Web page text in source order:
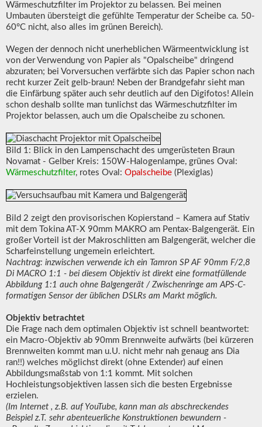
Wärmeschutzfilter im Projektor zu belassen. Bei meinen
Umbauten übersteigt die gefühlte Temperatur der Scheibe ca. 50-
60°C nicht, also alles im grünen Bereich).
Wegen der dennoch nicht unerheblichen Wärmeentwicklung ist
von der Verwendung von Papier als "Opalscheibe" dringend
abzuraten; bei Vorversuchen verfärbte sich das Papier schon nach
recht kurzer Zeit gelb-braun! Neben der Brandgefahr sieht man
die Einfärbung später auch sehr deutlich auf den Digifotos! Allein
schon deshalb sollte man tunlichst das Wärmeschutzfilter im
Projektor belassen, auch um die Opalscheibe zu schonen.
Bild 1: Blick in den Lampenschacht des umgerüsteten Braun
Novamat - Gelber Kreis: 150W-Halogenlampe, grünes Oval:
Wärmeschutzfilter, rotes Oval: Opalscheibe (Plexiglas)
Bild 2 zeigt den provisorischen Kopierstand – Kamera auf Stativ
mit dem Tokina AT-X 90mm MAKRO am Pentax-Balgengerät. Ein
großer Vorteil ist der Makroschlitten am Balgengerät, welcher die
Scharfeinstellung ungemein erleichtert.
Nachtrag: inzwischen verwende ich ein Tamron SP AF 90mm F/2,8
Di MACRO 1:1 - bei diesem Objektiv ist direkt eine formatfüllende
Abbildung 1:1 auch ohne Balgengerät / Zwischenringe am APS-C-
formatigen Sensor der üblichen DSLRs am Markt möglich.
Objektiv betrachtet
Die Frage nach dem optimalen Objektiv ist schnell beantwortet:
ein Macro-Objektiv ab 90mm Brennweite aufwärts (bei kürzeren
Brennweiten kommt man u.U. nicht mehr nah genaug ans Dia
ran!!) welches möglichst direkt (ohne Extender) auf einen
Abbildungsmaßstab von 1:1 kommt. Mit solchen
Hochleistungsobjektiven lassen sich die besten Ergebnisse
erzielen.
(Im Internet , z.B. auf YouTube, kann man als abschreckendes
Beispiel z.T. sehr abenteuerliche Konstruktionen bewundern -